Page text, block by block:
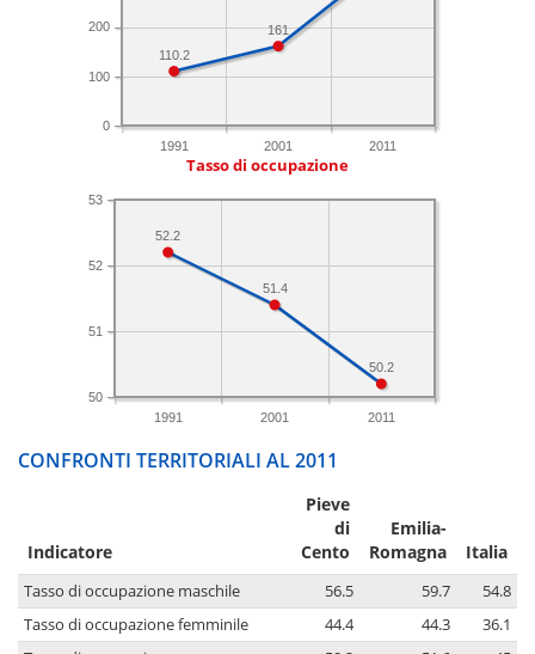
1991 2001 2011
0
100
200
161
110.2
Tasso di occupazione
1991 2001 2011
50
51
52
53
50.2
51.4
52.2
CONFRONTI TERRITORIALI AL 2011
Indicatore
Pieve
di
Cento
Emilia-
Romagna
Italia
Tasso di occupazione maschile 56.5 59.7
54.8
Tasso di occupazione femminile
44.4 44.3
36.1